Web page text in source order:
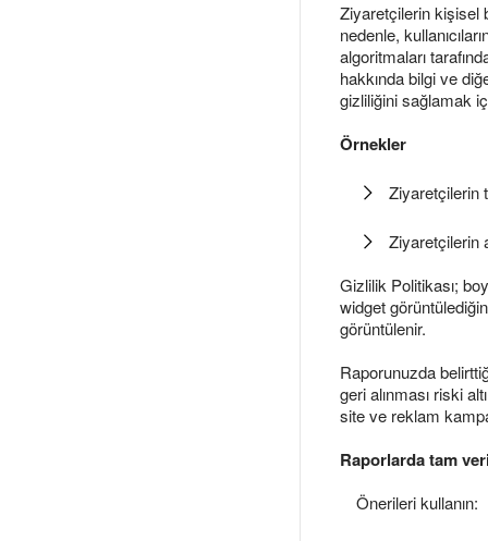
Ziyaretçilerin kişisel
nedenle,
algoritmaları
hakkında bilgi ve
gizliliğini sağlamak
Örnekler
Ziyaretçilerin
Ziyaretçilerin
Gizlilik Politikası;
widget
görüntülenir.
Raporunuzda
geri alınması riski
site ve reklam
Raporlarda tam
Önerileri kullanın: